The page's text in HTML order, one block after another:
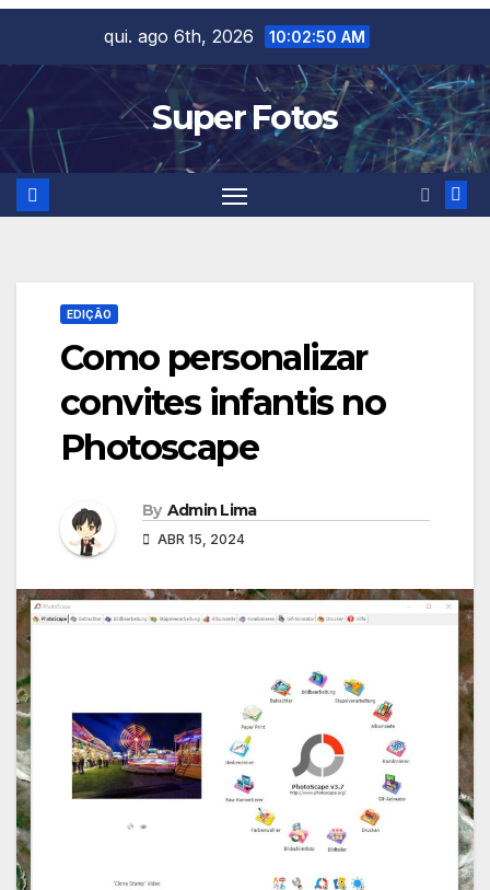
content
qui. ago 6th, 2026 10:02:51 AM
Super Fotos
EDIÇÃO
Como personalizar
convites infantis no
Photoscape
By Admin Lima
ABR 15, 2024